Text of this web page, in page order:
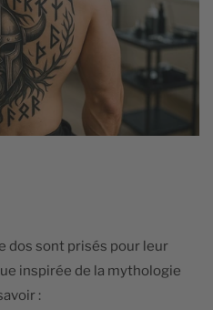
dos sont prisés pour leur
inspirée de la mythologie
: